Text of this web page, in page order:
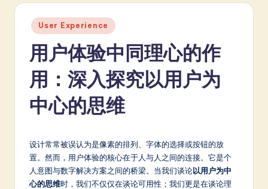
li
A
m
p
Posted
in
User Experience
用户体验中同理心的作
用：深入探究以用户为
中心的思维
设计常常被误认为是像素的排列、字体的选择或按钮的放
置。然而，用户体验的核心在于人与人之间的连接。它是个
人意图与数字解决方案之间的桥梁。当我们谈论以用户为中
心的思维时，我们不仅仅在谈论可用性；我们更是在谈论理